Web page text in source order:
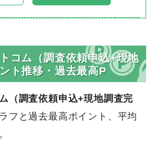
コム（調査依頼申込+現地
ト推移・過去最高P
（調査依頼申込+現地調査完
フと過去最高ポイント、平均